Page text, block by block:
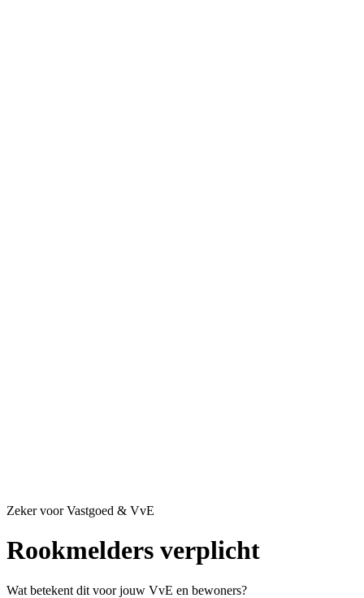
Zeker voor Vastgoed & VvE
Rookmelders verplicht
Wat betekent dit voor jouw VvE en bewoners?